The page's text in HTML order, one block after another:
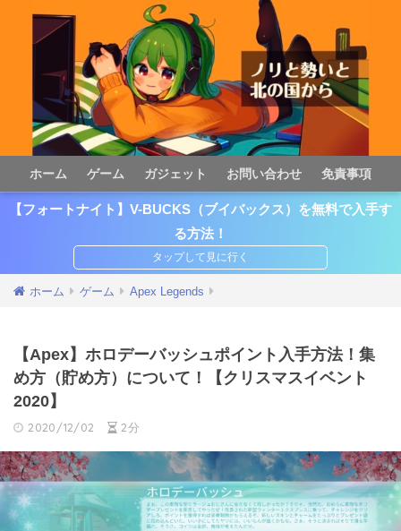
ホーム ゲーム ガジェット お問い合わせ 免責事項
【フォートナイト】V-BUCKS（ブイバックス）を無料で入手す
る方法！
ホーム ゲーム Apex Legends
【Apex】ホロデーバッシュポイント入手方法！集
め方（貯め方）について！【クリスマスイベント
2020】
2020/12/02 2分